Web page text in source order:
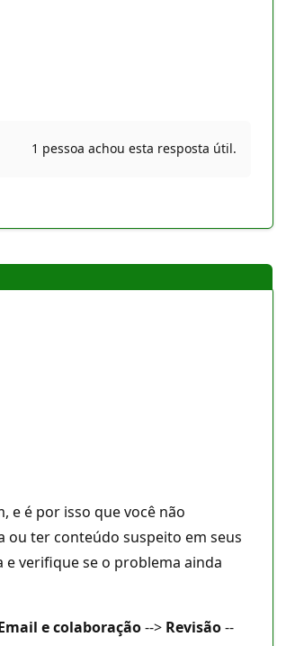
1 pessoa achou esta resposta útil.
e é por isso que você não
ou ter conteúdo suspeito em seus
verifique se o problema ainda
e colaboração--> Revisão--